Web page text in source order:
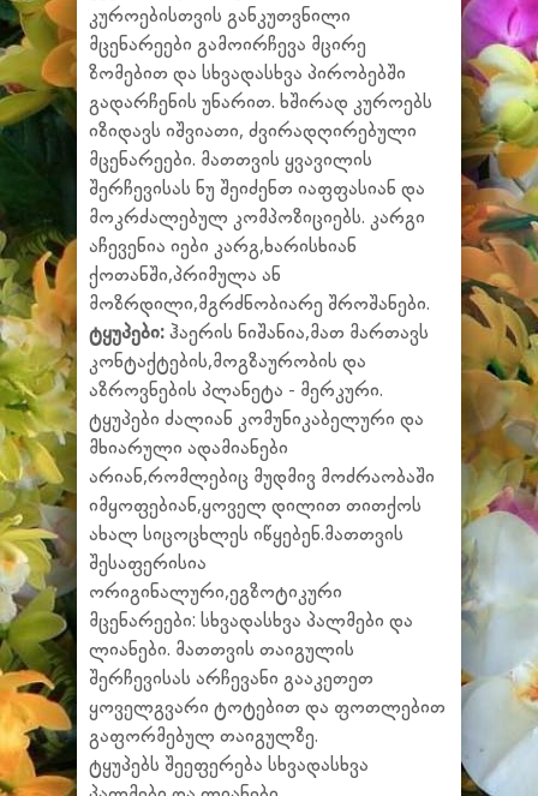
კუროებისთვის განკუთვნილი
მცენარეები გამოირჩევა მცირე
ზომებით და სხვადასხვა პირობებში
გადარჩენის უნარით. ხშირად კუროებს
იზიდავს იშვიათი, ძვირადღირებული
მცენარეები. მათთვის ყვავილის
შერჩევისას ნუ შეიძენთ იაფფასიან და
მოკრძალებულ კომპოზიციებს. კარგი
აჩევენია იები კარგ,ხარისხიან
ქოთანში,პრიმულა ან
მოზრდილი,მგრძნობიარე შროშანები.
ტყუპები:ჰაერის ნიშანია,მათ მართავს
კონტაქტების,მოგზაურობის და
აზროვნების პლანეტა - მერკური.
ტყუპები ძალიან კომუნიკაბელური და
მხიარული ადამიანები
არიან,რომლებიც მუდმივ მოძრაობაში
იმყოფებიან,ყოველ დილით თითქოს
ახალ სიცოცხლეს იწყებენ.მათთვის
შესაფერისია
ორიგინალური,ეგზოტიკური
მცენარეები: სხვადასხვა პალმები და
ლიანები. მათთვის თაიგულის
შერჩევისას არჩევანი გააკეთეთ
ყოველგვარი ტოტებით და ფოთლებით
გაფორმებულ თაიგულზე.
ტყუპებს შეეფერება სხვადასხვა